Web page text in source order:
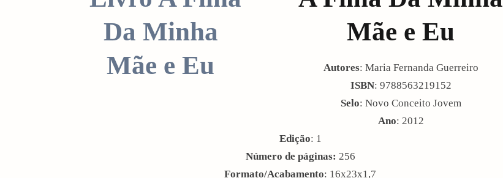
Mãe e Eu
Autores: Maria Fernanda Guerreiro
ISBN: 9788563219152
Selo: Novo Conceito Jovem
Ano: 2012
Edição: 1
Número de páginas: 256
Formato/Acabamento: 16x23x1,7